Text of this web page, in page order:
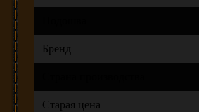
Бренд
Старая цена